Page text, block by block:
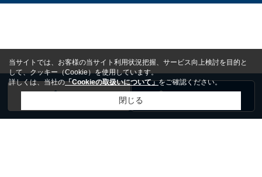
電話 お問い合わせ
当サイトでは、お客様の当サイト利用状況把握、サービス向上検討を目的と
して、クッキー（Cookie）を使用しています。
詳しくは、当社の「Cookieの取扱いについて」をご確認ください。
閉じる